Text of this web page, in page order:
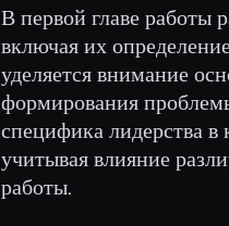
В первой главе работы
включая их
уделяется внимание
формирования
специфика лидерства в
учитывая влияние
работы.